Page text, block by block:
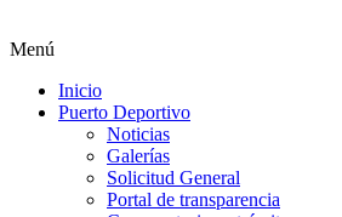
Menú
Inicio
Puerto Deportivo
Noticias
Galerías
Solicitud General
Portal de transparencia